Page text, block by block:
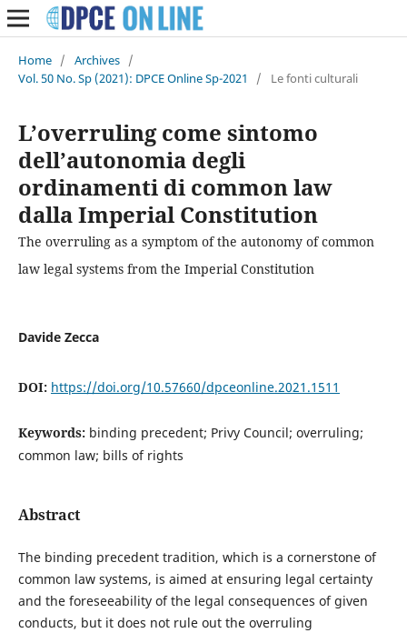
Home / Archives /
Vol. 50 No. Sp (2021): DPCE Online Sp-2021
/ Le fonti culturali
L’overruling come sintomo
dell’autonomia degli
ordinamenti di common law
dalla Imperial Constitution
The overruling as a symptom of the autonomy of common
law legal systems from the Imperial Constitution
Davide Zecca
DOI: https://doi.org/10.57660/dpceonline.2021.1511
Keywords: binding precedent; Privy Council; overruling;
common law; bills of rights
Abstract
The binding precedent tradition, which is a cornerstone of
common law systems, is aimed at ensuring legal certainty
and the foreseeability of the legal consequences of given
conducts, but it does not rule out the overruling